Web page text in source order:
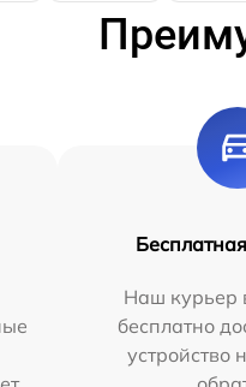
Наш курьер
бесплатно
устройство